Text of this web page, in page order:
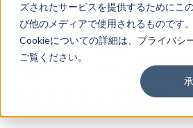
ズされたサービスを提供するためにこ
び他のメディアで使用されるものです
Cookieについての詳細は、 プライバシ
ご覧ください。
NEWS Corporate Topics 2021.01.21
鈴与本社エントランスシ
日本サインデザイン賞
地区賞をダブル受賞